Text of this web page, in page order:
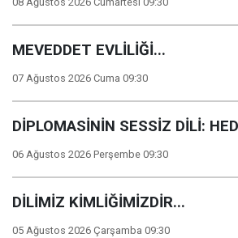
MEVEDDET EVLİLİĞİ...
07 Ağustos 2026 Cuma 09:30
DİPLOMASİNİN SESSİZ DİLİ:
06 Ağustos 2026 Perşembe 09:30
DİLİMİZ KİMLİĞİMİZDİR...
05 Ağustos 2026 Çarşamba 09:30